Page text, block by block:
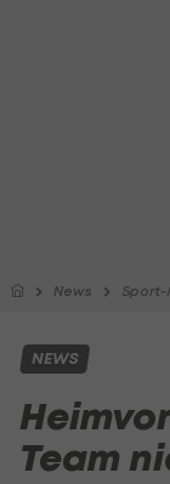
News Sport-
NEWS
Team